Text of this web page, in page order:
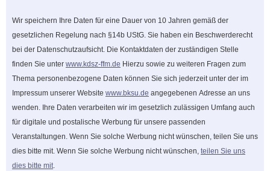
Wir speichern Ihre Daten für eine Dauer von 10 Jahren gemäß der
gesetzlichen Regelung nach §14b UStG. Sie haben ein Beschwerderecht
bei der Datenschutzaufsicht. Die Kontaktdaten der zuständigen Stelle
finden Sie unter www.kdsz-ffm.de Hierzu sowie zu weiteren Fragen zum
Thema personenbezogene Daten können Sie sich jederzeit unter der im
Impressum unserer Website www.bksu.de angegebenen Adresse an uns
wenden. Ihre Daten verarbeiten wir im gesetzlich zulässigen Umfang auch
für digitale und postalische Werbung für unsere passenden
Veranstaltungen. Wenn Sie solche Werbung nicht wünschen, teilen Sie uns
dies bitte mit. Wenn Sie solche Werbung nicht wünschen, teilen Sie uns
dies bitte mit.